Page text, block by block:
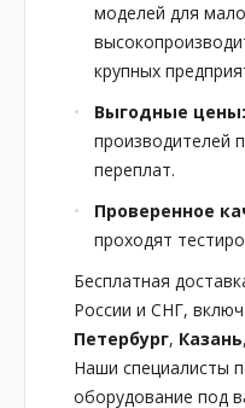
моделей для
крупных
Выгодные цены:
производителей
переплат.
Проверенное
проходят
Бесплатная
России и СНГ,
Петербург, Казань,
Наши специалисты
оборудование под